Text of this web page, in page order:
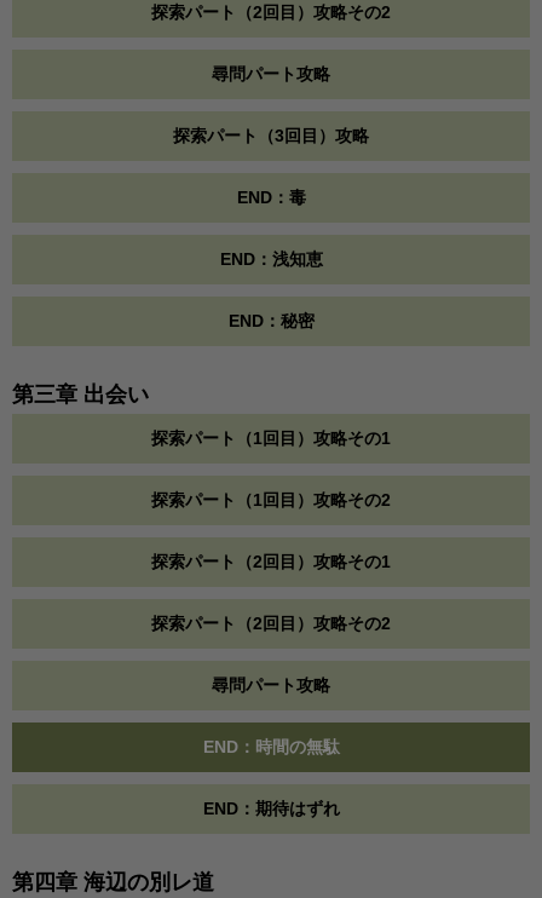
探索パート（2回目）攻略その2
尋問パート攻略
探索パート（3回目）攻略
END：毒
END：浅知恵
END：秘密
第三章 出会い
探索パート（1回目）攻略その1
探索パート（1回目）攻略その2
探索パート（2回目）攻略その1
探索パート（2回目）攻略その2
尋問パート攻略
END：時間の無駄
END：期待はずれ
第四章 海辺の別レ道